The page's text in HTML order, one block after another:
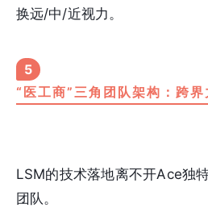
换远/中/近视力。
5
“医工商”三角团队架构：跨
LSM的技术落地离不开Ace独
团队。